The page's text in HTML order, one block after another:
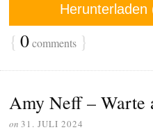
Herunterladen
{ 0comments }
Amy Neff – Warte
on 31. JULI 2024